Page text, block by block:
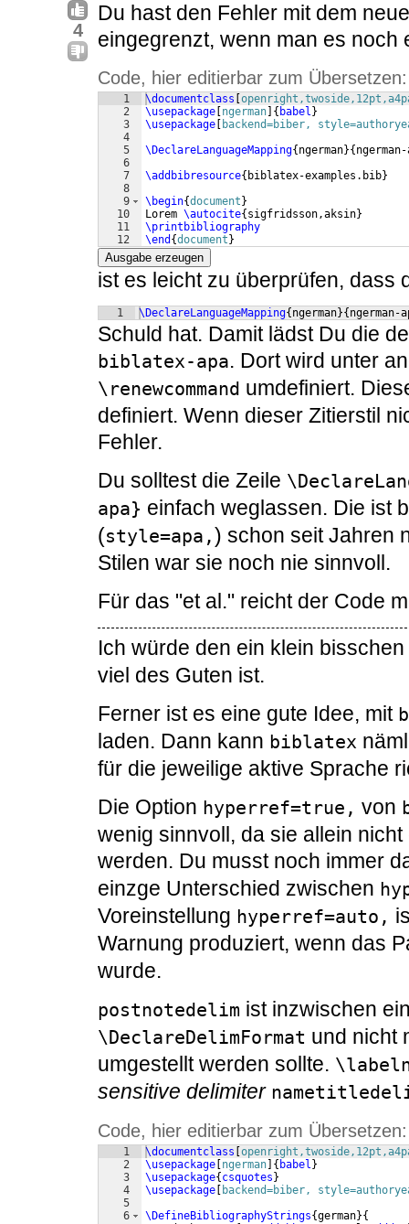
4
Du hast den Fehler mit dem
eingegrenzt, wenn man es noch
Code, hier editierbar zum Übersetzen:
1
2
3
4
5
6
7
8
9
10
11
12
\documentclass
\usepackage ngerman { babel }
\usepackage
backend=biber,
\DeclareLanguageMapping{ ngerman}{
\addbibresource{ biblatex-examples.bib}
\begin{document }
Lorem \autocite{ sigfridsson,aksin}
\printbibliography
\end {document }
Ausgabe erzeugen
ist es leicht zu überprüfen, dass
1 \DeclareLanguageMapping{ ngerman}{ ngerman-
Schuld hat. Damit lädst Du die
biblatex-apa. Dort wird unter
\renewcommand umdefiniert.
definiert. Wenn dieser Zitierstil
Fehler.
Du solltest die Zeile
apa} einfach weglassen. Die ist
(style=apa,) schon seit Jahren
Stilen war sie noch nie sinnvoll.
Für das "et al." reicht der Code
Ich würde den ein klein
viel des Guten ist.
Ferner ist es eine gute Idee, mit
laden. Dann kann biblatex
für die jeweilige aktive Sprache
Die Option hyperref=true, von
wenig sinnvoll, da sie allein
werden. Du musst noch immer
einzge Unterschied zwischen
Voreinstellung hyperref=auto,
Warnung produziert, wenn das
wurde.
postnotedelim ist inzwischen
\DeclareDelimFormat und nicht
umgestellt werden sollte.
sensitive delimiter
Code, hier editierbar zum Übersetzen:
1
2
3
4
5
6
\documentclass [
\usepackage [ngerman] { babel }
\usepackage{csquotes}
\usepackage [ backend=biber,
\DefineBibliographyStrings{german}{